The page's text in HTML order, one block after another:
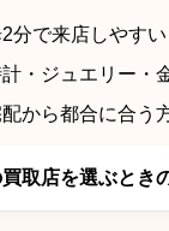
分で来店しやすい
・ジュエリー・
から都合に合う
取店を選ぶとき